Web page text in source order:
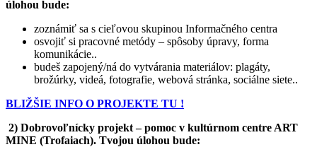
úlohou bude:
zoznámiť sa s cieľovou skupinou Informačného centra
osvojiť si pracovné metódy – spôsoby úpravy, forma
komunikácie..
budeš zapojený/ná do vytvárania materiálov: plagáty,
brožúrky, videá, fotografie, webová stránka, sociálne siete..
BLIŽŠIE INFO O PROJEKTE TU !
2) Dobrovoľnícky projekt – pomoc v kultúrnom centre ART
MINE (Trofaiach). Tvojou úlohou bude: